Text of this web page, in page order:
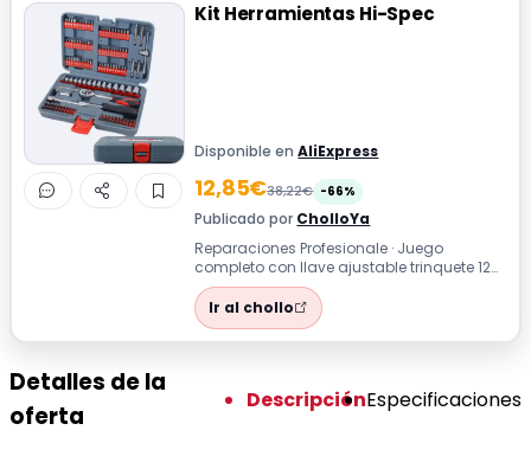
Kit Herramientas Hi-Spec
Disponible enAliExpress
12,85€38,22€ -66%
Publicado por CholloYa
Reparaciones Profesionale · Juego
completo con llave ajustable trinquete 126
piezas y puntas destornillador CRV Ideal...
Ir al chollo
Detalles de la
oferta
DescripciónEspecificaciones